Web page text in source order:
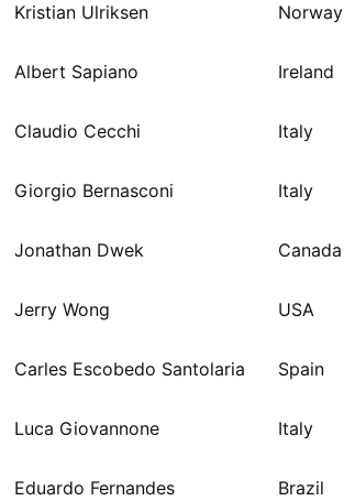
Kristian Ulriksen Norway
Albert Sapiano Ireland
Claudio Cecchi Italy
Giorgio Bernasconi Italy
Jonathan Dwek Canada
Jerry Wong USA
Carles Escobedo Santolaria Spain
Luca Giovannone Italy
Eduardo Fernandes Brazil